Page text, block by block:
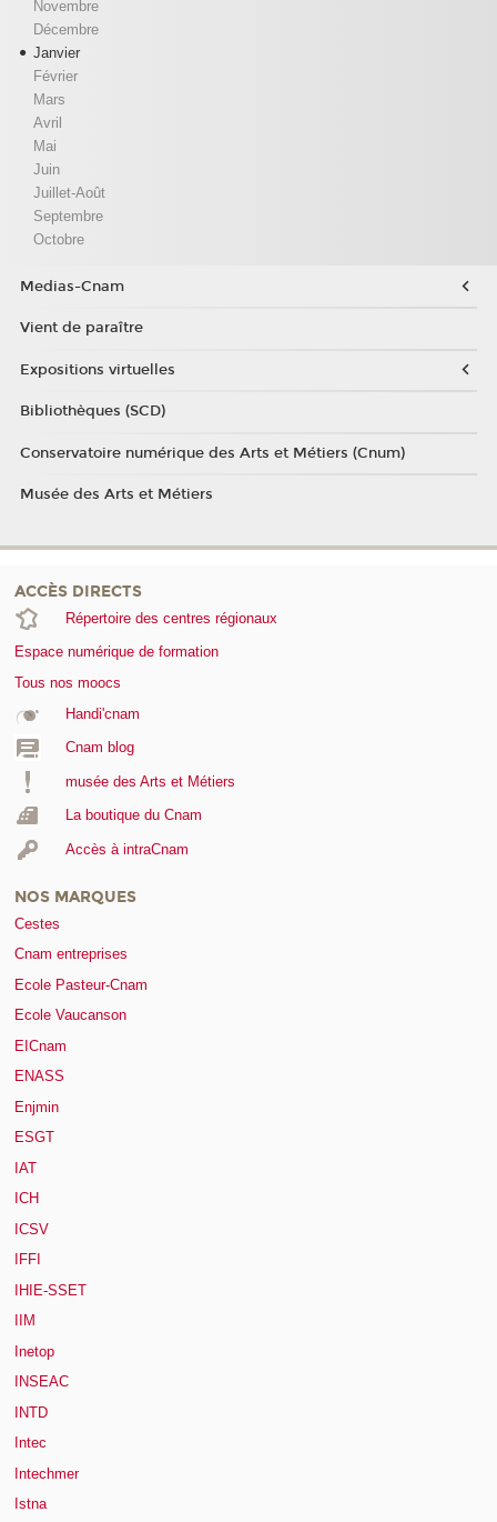
Novembre
Décembre
Janvier
Février
Mars
Avril
Mai
Juin
Juillet-Août
Septembre
Octobre
Medias-Cnam
Vient de paraître
Expositions virtuelles
Bibliothèques (SCD)
Conservatoire numérique des Arts et Métiers (Cnum)
Musée des Arts et Métiers
ACCÈS DIRECTS
Répertoire des centres régionaux
Espace numérique de formation
Tous nos moocs
Handi'cnam
Cnam blog
musée des Arts et Métiers
La boutique du Cnam
Accès à intraCnam
NOS MARQUES
Cestes
Cnam entreprises
Ecole Pasteur-Cnam
Ecole Vaucanson
EICnam
ENASS
Enjmin
ESGT
IAT
ICH
ICSV
IFFI
IHIE-SSET
IIM
Inetop
INSEAC
INTD
Intec
Intechmer
Istna